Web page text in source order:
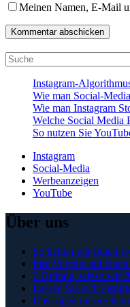
Meinen Namen, E-Mail
Kommentar abschicken
Instagram-
Wie man Social-
Wie man Instagram
Welche Social Media
So nutzen Sie
Instagram
Social-Media
Werbeanzeigen
YouTube
Über uns
So helfen wir Ihnen
Ihre Vorteile auf
6 Gründe, wieso wir
Lassen Sie sich
Das sagen unsere